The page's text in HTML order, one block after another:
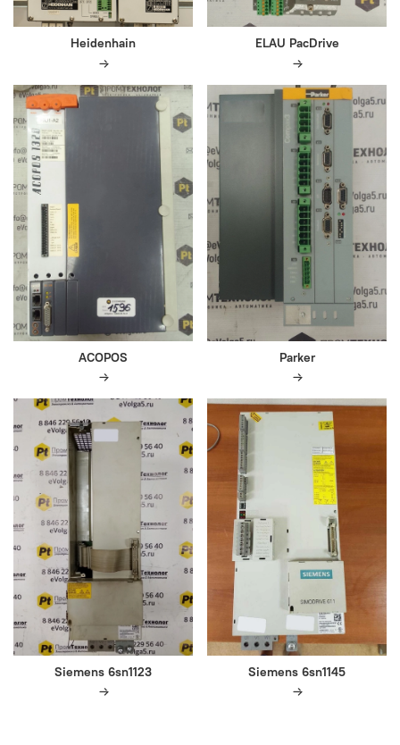
Heidenhain ELAU PacDrive
ACOPOS Parker
Siemens 6sn1123 Siemens 6sn1145